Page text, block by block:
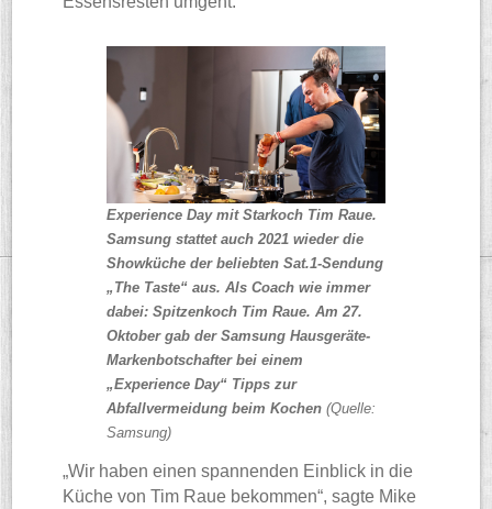
Experience Day mit Starkoch Tim Raue.
Samsung stattet auch 2021 wieder die
Showküche der beliebten Sat.1-Sendung
„The Taste“ aus. Als Coach wie immer
dabei: Spitzenkoch Tim Raue. Am 27.
Oktober gab der Samsung Hausgeräte-
Markenbotschafter bei einem
„Experience Day“ Tipps zur
Abfallvermeidung beim Kochen (Quelle:
Samsung)
„Wir haben einen spannenden Einblick in die
Küche von Tim Raue bekommen“, sagte Mike